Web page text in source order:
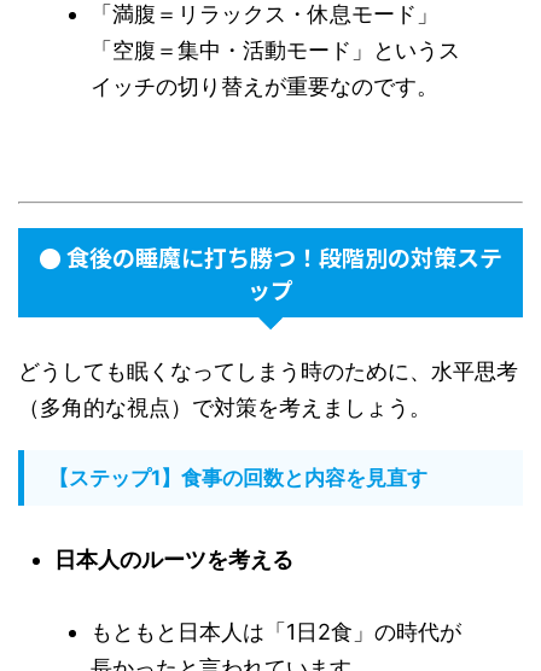
「満腹＝リラックス・休息モード」
「空腹＝集中・活動モード」というス
イッチの切り替えが重要なのです。
● 食後の睡魔に打ち勝つ！段階別の対策ステ
ップ
どうしても眠くなってしまう時のために、水平思考
（多角的な視点）で対策を考えましょう。
【ステップ1】食事の回数と内容を見直す
日本人のルーツを考える
もともと日本人は「1日2食」の時代が